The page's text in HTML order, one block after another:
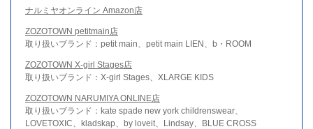
ナルミヤオンライン Amazon店
ZOZOTOWN petitmain店
取り扱いブランド：petit main、petit main LIEN、b・ROOM
ZOZOTOWN X-girl Stages店
取り扱いブランド：X-girl Stages、XLARGE KIDS
ZOZOTOWN NARUMIYA ONLINE店
取り扱いブランド：kate spade new york childrenswear、
LOVETOXIC、kladskap、by loveit、Lindsay、BLUE CROSS